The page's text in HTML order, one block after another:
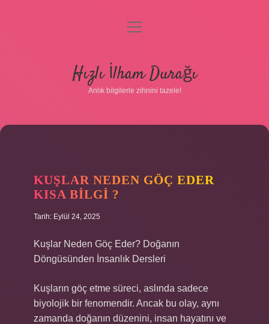
Gizlilik Politikası
Hakkımızda
menüyü
Hızlı İlham Durağı
Anlık bilgilerle zihnini tazele!
KUŞLAR NEDEN GÖÇ EDER
KISA BILGI ?
Tarih: Eylül 24, 2025
Kuşlar Neden Göç Eder? Doğanın
Döngüsünden İnsanlık Dersleri
Kuşların göç etme süreci, aslında sadece
biyolojik bir fenomendir. Ancak bu olay, aynı
zamanda doğanın düzenini, insan hayatını ve